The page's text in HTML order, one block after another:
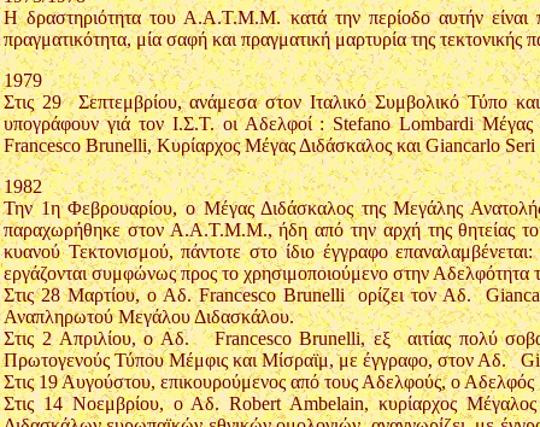
Η δραστηριότητα του Α.Α.Τ.Μ.Μ. κατά την περίοδο αυτήν είναι
πραγματικότητα, μία σαφή και πραγματική μαρτυρία της
1979
Στις 29 Σεπτεμβρίου, ανάμεσα στον Ιταλικό Συμβολικό Τύπο
υπογράφουν γιά τον Ι.Σ.Τ. οι Αδελφοί : Stefano Lombardi
Francesco Brunelli, Κυρίαρχος Μέγας Διδάσκαλος και Giancarlo
1982
Την 1η Φεβρουαρίου, ο Μέγας Διδάσκαλος της Μεγάλης
παραχωρήθηκε στον Α.Α.Τ.Μ.Μ., ήδη από την αρχή της θητείας
κυανού Τεκτονισμού, πάντοτε στο ίδιο έγγραφο
εργάζονται συμφώνως προς το χρησιμοποιούμενο στην Αδελφότητα
Στις 28 Μαρτίου, ο Αδ. Francesco Brunelli ορίζει τον Αδ.
Αναπληρωτού Μεγάλου Διδασκάλου.
Στις 2 Απριλίου, ο Αδ. Francesco Brunelli, εξ αιτίας πολύ
Πρωτογενούς Τύπου Μέμφις και Μίσραϊμ, με έγγραφο, στον Αδ.
Στις 19 Αυγούστου, επικουρούμενος από τους Αδελφούς, ο
Στις 14 Νοεμβρίου, ο Αδ. Robert Ambelain, κυρίαρχος